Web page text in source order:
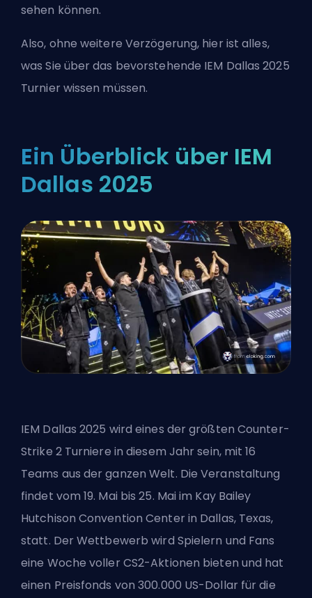
sehen können.
Also, ohne weitere Verzögerung, hier ist alles,
was Sie über das bevorstehende IEM Dallas 2025
Turnier wissen müssen.
Ein Überblick über IEM
Dallas 2025
IEM Dallas 2025 wird eines der größten Counter-
Strike 2 Turniere in diesem Jahr sein, mit 16
Teams aus der ganzen Welt. Die Veranstaltung
findet vom 19. Mai bis 25. Mai im Kay Bailey
Hutchison Convention Center in Dallas, Texas,
statt. Der Wettbewerb wird Spielern und Fans
eine Woche voller CS2-Aktionen bieten und hat
einen Preisfonds von 300.000 US-Dollar für die